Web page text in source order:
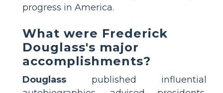
progress in America.
What were Frederick
Douglass's major
accomplishments?
Douglass published influential